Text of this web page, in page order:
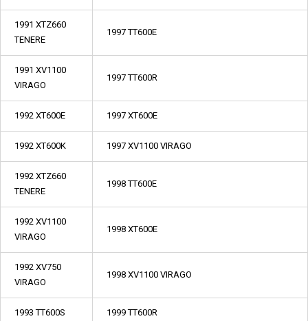
1991 XTZ660
TENERE
1997 TT600E
1991 XV1100
VIRAGO
1997 TT600R
1992 XT600E 1997 XT600E
1992 XT600K 1997 XV1100 VIRAGO
1992 XTZ660
TENERE
1998 TT600E
1992 XV1100
VIRAGO
1998 XT600E
1992 XV750
VIRAGO
1998 XV1100 VIRAGO
1993 TT600S 1999 TT600R